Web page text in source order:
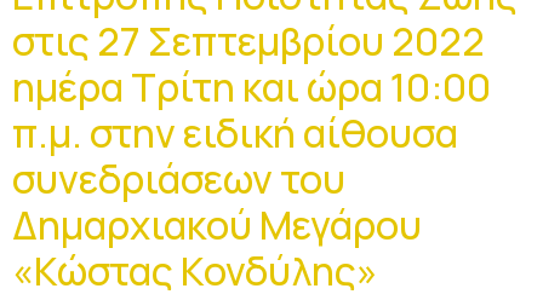
στις 27 Σεπτεμβρίου 2022
ημέρα Τρίτη και ώρα 10:00
π.μ. στην ειδική αίθουσα
συνεδριάσεων του
Δημαρχιακού Μεγάρου
«Κώστας Κονδύλης»